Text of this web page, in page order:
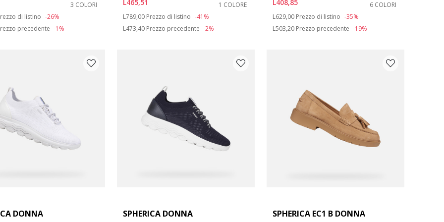
42
3 COLORI
from
di listino -26%
precedente -1%
L465,51
1 COLORE
Price reduced from
L789,00 to
Prezzo di listino -41%
L473,40Prezzo precedente -2%
L408,85
6 COLORI
Price reduced from
L629,00 to
Prezzo di listino -35%
L503,20Prezzo precedente -19%
DONNA SPHERICA DONNA SPHERICA EC1 B DONNA